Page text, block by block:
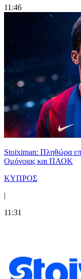
11:46
Stoiximan: Πληθώρα
Ομόνοιας και ΠΑΟΚ
ΚΥΠΡΟΣ
|
11:31